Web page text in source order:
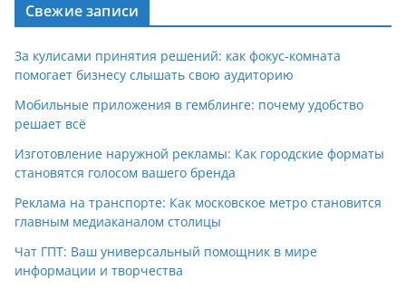
Свежие записи
За кулисами принятия решений: как фокус-комната
помогает бизнесу слышать свою аудиторию
Мобильные приложения в гемблинге: почему удобство
решает всё
Изготовление наружной рекламы: Как городские форматы
становятся голосом вашего бренда
Реклама на транспорте: Как московское метро становится
главным медиаканалом столицы
Чат ГПТ: Ваш универсальный помощник в мире
информации и творчества